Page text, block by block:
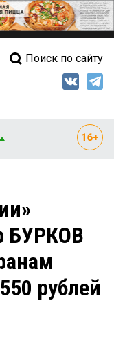
выпуск
Поиск по сайту
БУРКОВ
рублей